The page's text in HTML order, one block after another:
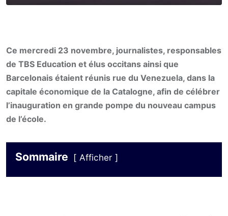
Ce mercredi 23 novembre, journalistes, responsables
de TBS Education et élus occitans ainsi que
Barcelonais étaient réunis rue du Venezuela, dans la
capitale économique de la Catalogne, afin de célébrer
l’inauguration en grande pompe du nouveau campus
de l’école.
Sommaire Afficher